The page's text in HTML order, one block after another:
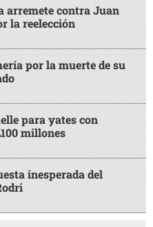
arremete contra Juan
la reelección
por la muerte de su
para yates con
millones
inesperada del